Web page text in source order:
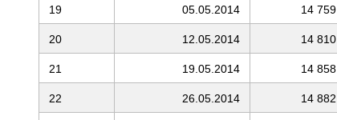
19 05.05.2014 14 759
20 12.05.2014 14 810
21 19.05.2014 14 858
22 26.05.2014 14 882